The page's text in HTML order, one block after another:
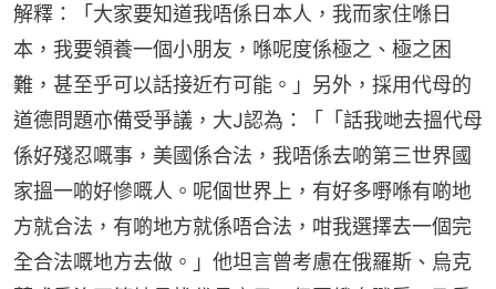
解釋：「大家要知道我唔係日本人，我而家住喺日
本，我要領養一個小朋友，喺呢度係極之、極之困
難，甚至乎可以話接近冇可能。」另外，採用代母的
道德問題亦備受爭議，大J認為：「「話我哋去搵代母
係好殘忍嘅事，美國係合法，我唔係去啲第三世界國
家搵一啲好慘嘅人。呢個世界上，有好多嘢喺有啲地
方就合法，有啲地方就係唔合法，咁我選擇去一個完
全合法嘅地方去做。」他坦言曾考慮在俄羅斯、烏克